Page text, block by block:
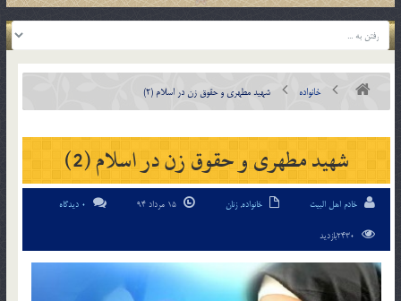
خانواده شهید مطهری و حقوق زن در اسلام (2)
شهید مطهری و حقوق زن در اسلام (2)
خادم اهل البیت خانواده,زنان 0 دیدگاه